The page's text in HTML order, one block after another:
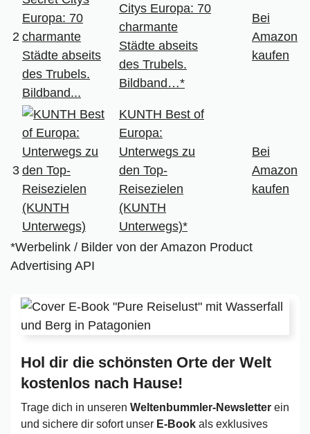
2
Citys Europa: 70
charmante
Städte abseits
des Trubels.
Bildband…*
Bei
Amazon
kaufen
3
KUNTH Best of
Europa:
Unterwegs zu
den Top-
Reisezielen
(KUNTH
Unterwegs)*
Bei
Amazon
kaufen
*Werbelink / Bilder von der Amazon Product
Advertising API
Hol dir die schönsten Orte der Welt
kostenlos nach Hause!
Trage dich in unseren Weltenbummler-Newsletter ein
und sichere dir sofort unser E-Book als exklusives